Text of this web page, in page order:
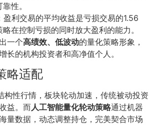
性。
盈利交易的平均收益是亏损交易的1.56
在控制亏损的同时放大盈利的能力。
一个高绩效、低波动的量化策略形象，
长的机构投资者和高净值个人。
略适配
构性行情，板块轮动加速，传统被动投资
益。而人工智能量化轮动策略通过机器
量数据，动态调整持仓，完美契合市场